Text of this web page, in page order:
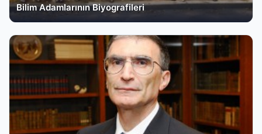
Bilim Adamlarının Biyografileri